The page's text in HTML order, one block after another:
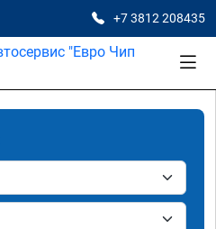
+7 3812 208435